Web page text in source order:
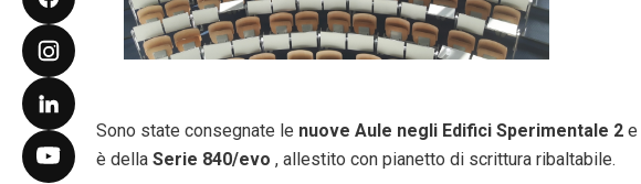
Sono state consegnate le nuove Aule negli Edifici Sperimentale 2 e
è della Serie 840/evo , allestito con pianetto di scrittura ribaltabile.